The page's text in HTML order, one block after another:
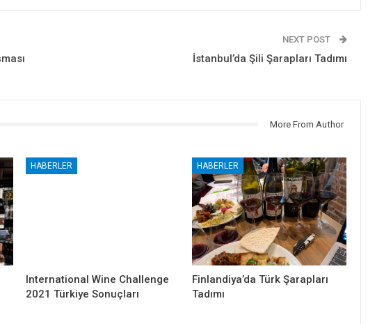
NEXT POST
İstanbul’da Şili Şarapları Tadımı
More From Author
HABERLER
International Wine Challenge
2021 Türkiye Sonuçları
HABERLER
Finlandiya’da Türk Şarapları
Tadımı